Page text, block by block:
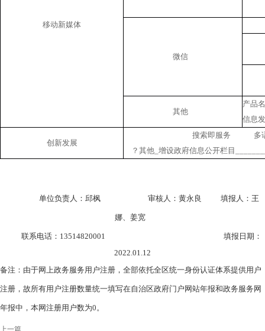
移动新媒体
微信
其他
产品
信息
创新发展
搜索即服务 多
？其他_增设政府信息公开栏目
单位负责人： 邱枫 审核人： 黄永良 填报人： 王
娜、姜宽
联系电话： 13514820001
填报日期：
2022.01.12
备注：由于网上政务服务用户注册，全部依托全区统一身份认证体系提供用户
注册，故所有用户注册数量统一填写在自治区政府门户网站年报和政务服务网
年报中，本网注册用户数为0。
上一篇